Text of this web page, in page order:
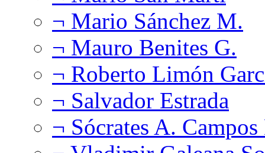
¬ Mario Sánchez M.
¬ Mauro Benites G.
¬ Roberto Limón
¬ Salvador Estrada
¬ Sócrates A.